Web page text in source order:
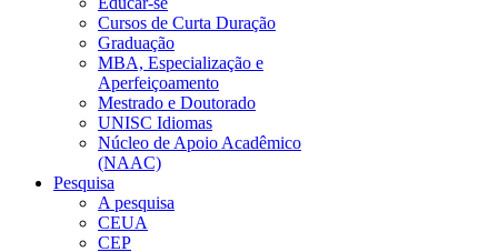
Cursos de Curta Duração
Graduação
MBA, Especialização e
Aperfeiçoamento
Mestrado e Doutorado
UNISC Idiomas
Núcleo de Apoio Acadêmico
(NAAC)
Pesquisa
A pesquisa
CEUA
CEP